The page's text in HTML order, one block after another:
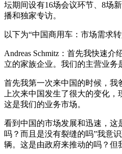
坛期间设有16场会议环节、8场
播和独家专访。
以下为“中国商用车：市场需求
Andreas Schmitz：首先我快速
立的家族企业。我们的主营业务
首先我第一次来中国的时候，我
上次来中国发生了很大的变化
这是我们的业务市场。
看到中国的市场发展和迅速，这
吗？而且是没有裂缝的吗”我意
辆。这是由政府来推动的吗？但